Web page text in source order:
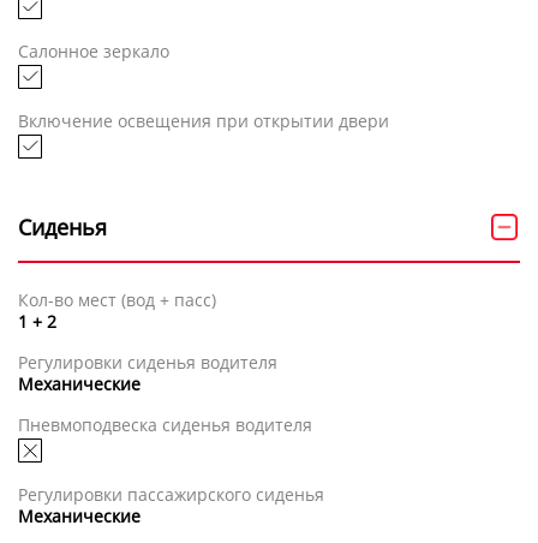
Салонное зеркало
Включение освещения при открытии двери
Сиденья
Кол-во мест (вод + пасс)
1 + 2
Регулировки сиденья водителя
Механические
Пневмоподвеска сиденья водителя
Регулировки пассажирского сиденья
Механические